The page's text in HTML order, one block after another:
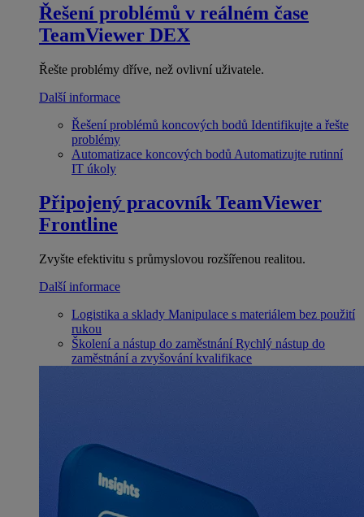
Řešení problémů v reálném čase
TeamViewer DEX
Řešte problémy dříve, než ovlivní uživatele.
Další informace
Řešení problémů koncových bodů Identifikujte a řešte
problémy
Automatizace koncových bodů Automatizujte rutinní
IT úkoly
Připojený pracovník TeamViewer
Frontline
Zvyšte efektivitu s průmyslovou rozšířenou realitou.
Další informace
Logistika a sklady Manipulace s materiálem bez použití
rukou
Školení a nástup do zaměstnání Rychlý nástup do
zaměstnání a zvyšování kvalifikace